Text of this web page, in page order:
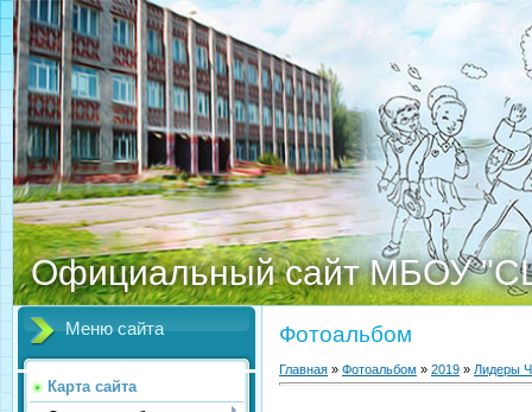
Официальный сайт МБОУ
Меню сайта
Карта сайта
Фотоальбом
Главная » Фотоальбом » 2019 » Лидеры